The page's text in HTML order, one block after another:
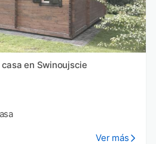
en Swinoujscie
Ver más